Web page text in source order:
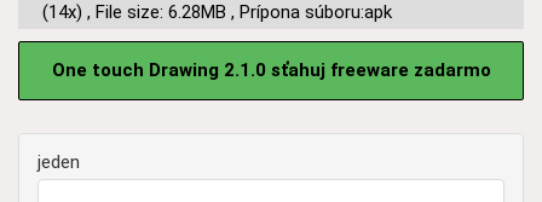
(14x) , File size: 6.28MB , Prípona súboru:apk
One touch Drawing 2.1.0 sťahuj freeware zadarmo
jeden